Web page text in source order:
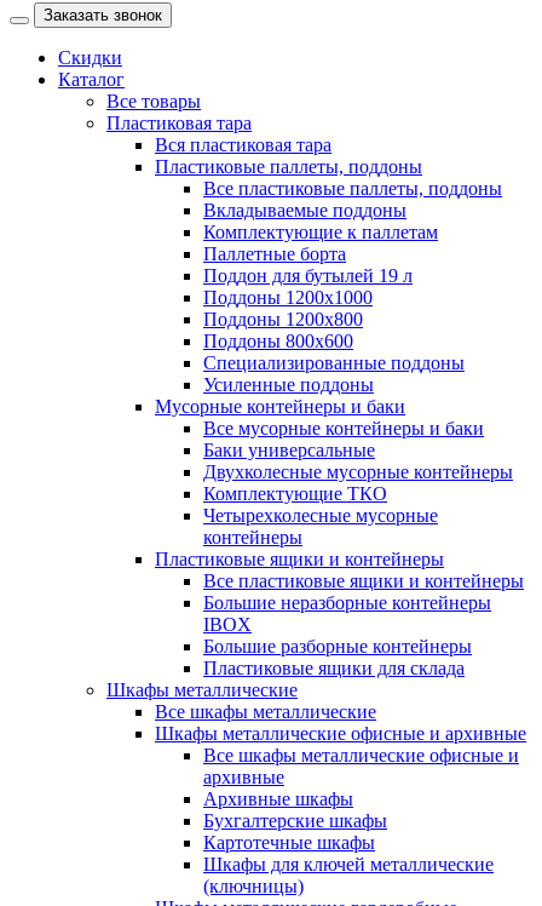
Заказать звонок
Скидки
Каталог
Все товары
Пластиковая тара
Вся пластиковая тара
Пластиковые паллеты, поддоны
Все пластиковые паллеты, поддоны
Вкладываемые поддоны
Комплектующие к паллетам
Паллетные борта
Поддон для бутылей 19 л
Поддоны 1200х1000
Поддоны 1200х800
Поддоны 800х600
Специализированные поддоны
Усиленные поддоны
Мусорные контейнеры и баки
Все мусорные контейнеры и баки
Баки универсальные
Двухколесные мусорные контейнеры
Комплектующие ТКО
Четырехколесные мусорные
контейнеры
Пластиковые ящики и контейнеры
Все пластиковые ящики и контейнеры
Большие неразборные контейнеры
IBOX
Большие разборные контейнеры
Пластиковые ящики для склада
Шкафы металлические
Все шкафы металлические
Шкафы металлические офисные и архивные
Все шкафы металлические офисные и
архивные
Архивные шкафы
Бухгалтерские шкафы
Картотечные шкафы
Шкафы для ключей металлические
(ключницы)